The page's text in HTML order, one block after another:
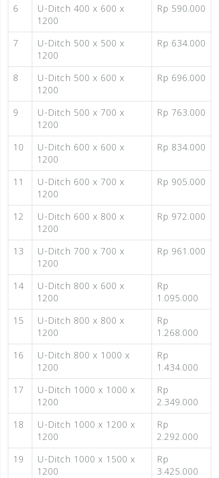
6
U-Ditch 400 x 600 x
1200
Rp 590.000
7
U-Ditch 500 x 500 x
1200
Rp 634.000
8
U-Ditch 500 x 600 x
1200
Rp 696.000
9
U-Ditch 500 x 700 x
1200
Rp 763.000
10
U-Ditch 600 x 600 x
1200
Rp 834.000
11
U-Ditch 600 x 700 x
1200
Rp 905.000
12
U-Ditch 600 x 800 x
1200
Rp 972.000
13
U-Ditch 700 x 700 x
1200
Rp 961.000
14
U-Ditch 800 x 600 x
1200
Rp
1.095.000
15
U-Ditch 800 x 800 x
1200
Rp
1.268.000
16
U-Ditch 800 x 1000 x
1200
Rp
1.434.000
17
U-Ditch 1000 x 1000 x
1200
Rp
2.349.000
18
U-Ditch 1000 x 1200 x
1200
Rp
2.292.000
19
U-Ditch 1000 x 1500 x
1200
Rp
3.425.000